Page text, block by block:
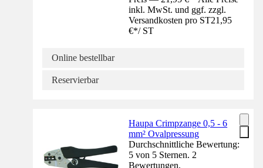
inkl. MwSt. und ggf. zzgl.
Versandkosten pro ST21,95
€*/ ST
Online bestellbar
Reservierbar
Haupa Crimpzange 0,5 - 6
mm² Ovalpressung
Durchschnittliche Bewertung:
5 von 5 Sternen. 2
Bewertungen.